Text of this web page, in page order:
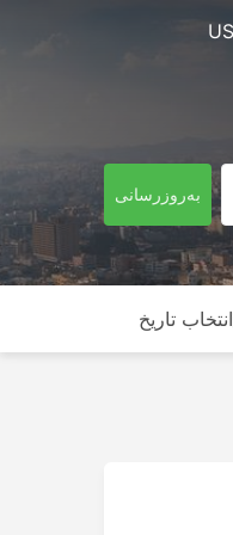
به‌روزرسانی
انتخاب تاریخ